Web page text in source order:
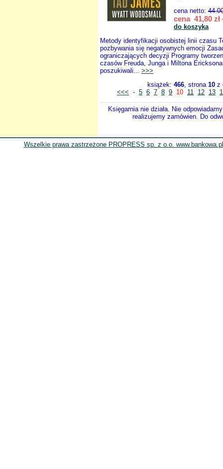
cena netto:
cena 41,80 zł
do koszyka
Metody identyfikacji osobistej linii czasu
pozbywania się negatywnych emocji
ograniczających decyzji Programy
czasów Freuda, Junga i Miltona
poszukiwali... >>>
książek: 466, strona 10z
<<< - 5 6 7 8 9 10 11 12 13
Księgarnia nie działa. Nie
realizujemy zamówien. Do
Wszelkie prawa zastrzeżone PROPRESS sp. z o.o.